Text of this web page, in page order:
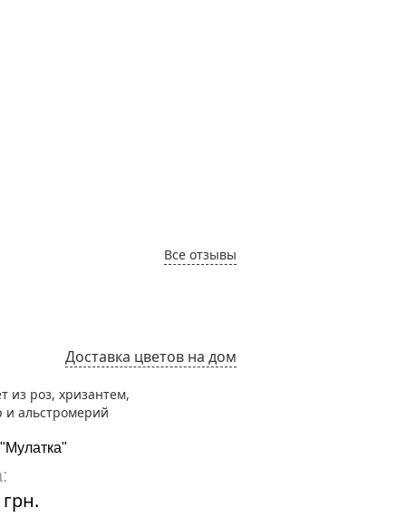
Все отзывы
Доставка цветов на дом